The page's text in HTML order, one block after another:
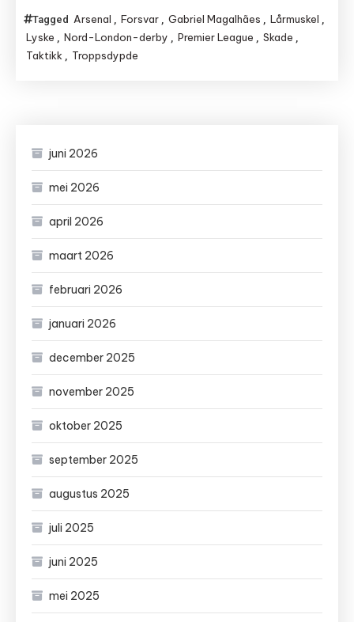
Tagged Arsenal , Forsvar , Gabriel Magalhães , Lårmuskel ,
Lyske , Nord-London-derby , Premier League , Skade ,
Taktikk , Troppsdypde
juni 2026
mei 2026
april 2026
maart 2026
februari 2026
januari 2026
december 2025
november 2025
oktober 2025
september 2025
augustus 2025
juli 2025
juni 2025
mei 2025